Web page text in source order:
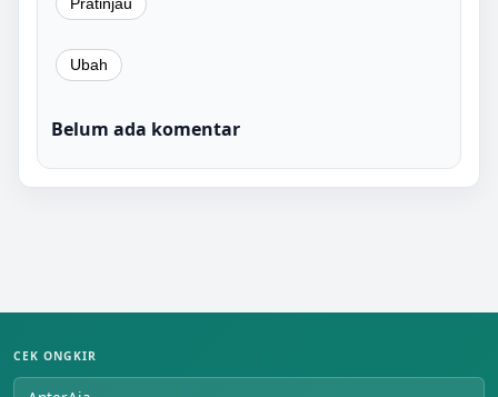
Belum ada komentar
CEK ONGKIR